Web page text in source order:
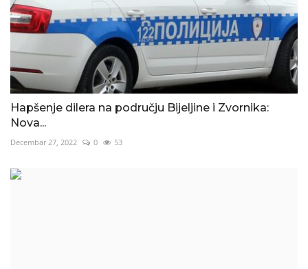
Hapšenje dilera na području Bijeljine i Zvornika:
Nova...
Decembar 27, 2022 0 53